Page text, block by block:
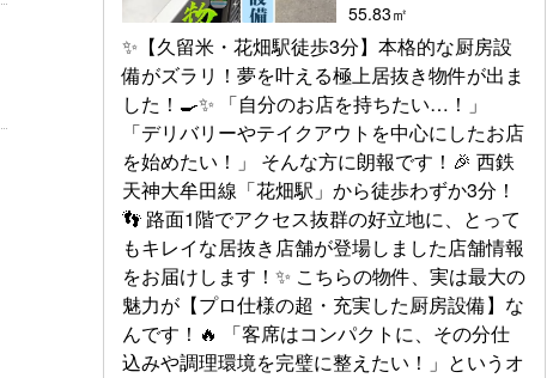
55.83㎡
✨【久留米・花畑駅徒歩3分】本格的な厨房設
備がズラリ！夢を叶える極上居抜き物件が出ま
した！🍳✨ 「自分のお店を持ちたい…！」
「デリバリーやテイクアウトを中心にしたお店
を始めたい！」 そんな方に朗報です！🎉 西鉄
天神大牟田線「花畑駅」から徒歩わずか3分！
👣 路面1階でアクセス抜群の好立地に、とって
もキレイな居抜き店舗が登場しました店舗情報
をお届けします！✨ こちらの物件、実は最大の
魅力が【プロ仕様の超・充実した厨房設備】な
んです！🔥 「客席はコンパクトに、その分仕
込みや調理環境を完璧に整えたい！」というオ